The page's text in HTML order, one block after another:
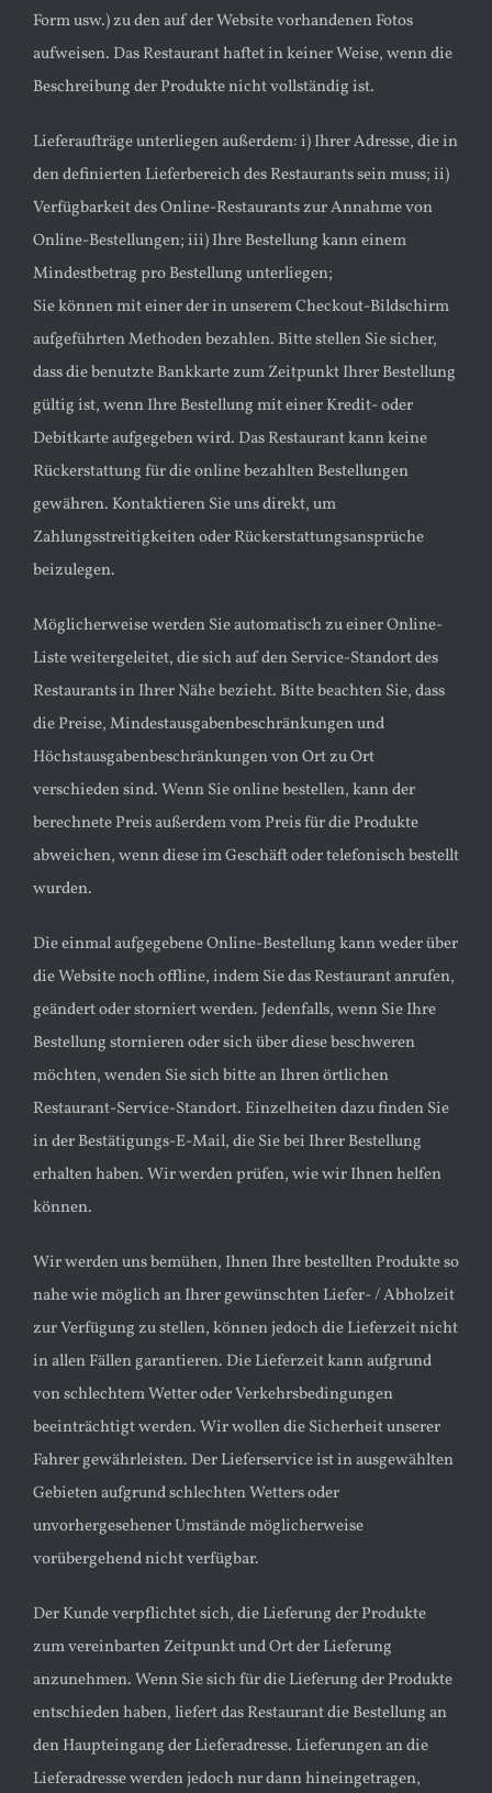
Form usw.) zu den auf der Website vorhandenen Fotos
aufweisen. Das Restaurant haftet in keiner Weise, wenn die
Beschreibung der Produkte nicht vollständig ist.
Lieferaufträge unterliegen außerdem: i) Ihrer Adresse, die in
den definierten Lieferbereich des Restaurants sein muss; ii)
Verfügbarkeit des Online-Restaurants zur Annahme von
Online-Bestellungen; iii) Ihre Bestellung kann einem
Mindestbetrag pro Bestellung unterliegen;
Sie können mit einer der in unserem Checkout-Bildschirm
aufgeführten Methoden bezahlen. Bitte stellen Sie sicher,
dass die benutzte Bankkarte zum Zeitpunkt Ihrer Bestellung
gültig ist, wenn Ihre Bestellung mit einer Kredit- oder
Debitkarte aufgegeben wird. Das Restaurant kann keine
Rückerstattung für die online bezahlten Bestellungen
gewähren. Kontaktieren Sie uns direkt, um
Zahlungsstreitigkeiten oder Rückerstattungsansprüche
beizulegen.
Möglicherweise werden Sie automatisch zu einer Online-
Liste weitergeleitet, die sich auf den Service-Standort des
Restaurants in Ihrer Nähe bezieht. Bitte beachten Sie, dass
die Preise, Mindestausgabenbeschränkungen und
Höchstausgabenbeschränkungen von Ort zu Ort
verschieden sind. Wenn Sie online bestellen, kann der
berechnete Preis außerdem vom Preis für die Produkte
abweichen, wenn diese im Geschäft oder telefonisch bestellt
wurden.
Die einmal aufgegebene Online-Bestellung kann weder über
die Website noch offline, indem Sie das Restaurant anrufen,
geändert oder storniert werden. Jedenfalls, wenn Sie Ihre
Bestellung stornieren oder sich über diese beschweren
möchten, wenden Sie sich bitte an Ihren örtlichen
Restaurant-Service-Standort. Einzelheiten dazu finden Sie
in der Bestätigungs-E-Mail, die Sie bei Ihrer Bestellung
erhalten haben. Wir werden prüfen, wie wir Ihnen helfen
können.
Wir werden uns bemühen, Ihnen Ihre bestellten Produkte so
nahe wie möglich an Ihrer gewünschten Liefer- / Abholzeit
zur Verfügung zu stellen, können jedoch die Lieferzeit nicht
in allen Fällen garantieren. Die Lieferzeit kann aufgrund
von schlechtem Wetter oder Verkehrsbedingungen
beeinträchtigt werden. Wir wollen die Sicherheit unserer
Fahrer gewährleisten. Der Lieferservice ist in ausgewählten
Gebieten aufgrund schlechten Wetters oder
unvorhergesehener Umstände möglicherweise
vorübergehend nicht verfügbar.
Der Kunde verpflichtet sich, die Lieferung der Produkte
zum vereinbarten Zeitpunkt und Ort der Lieferung
anzunehmen. Wenn Sie sich für die Lieferung der Produkte
entschieden haben, liefert das Restaurant die Bestellung an
den Haupteingang der Lieferadresse. Lieferungen an die
Lieferadresse werden jedoch nur dann hineingetragen,